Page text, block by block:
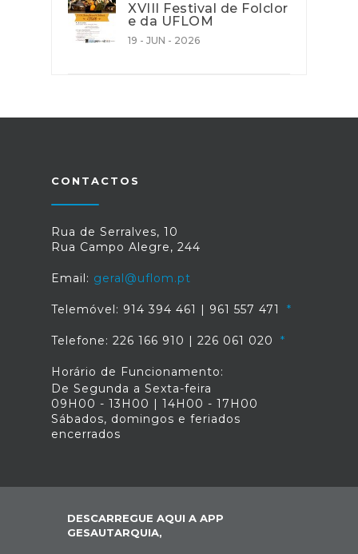
XVIII Festival de Folclor
e da UFLOM
19 - JUN - 2026
CONTACTOS
Rua de Serralves, 10
Rua Campo Alegre, 244
Email: geral@uflom.pt
Telemóvel: 914 394 461 | 961 557 471
Telefone: 226 166 910 | 226 061 020
Horário de Funcionamento:
De Segunda a Sexta-feira
09H00 - 13H00 | 14H00 - 17H00
Sábados, domingos e feriados
encerrados
DESCARREGUE AQUI A APP
GESAUTARQUIA,